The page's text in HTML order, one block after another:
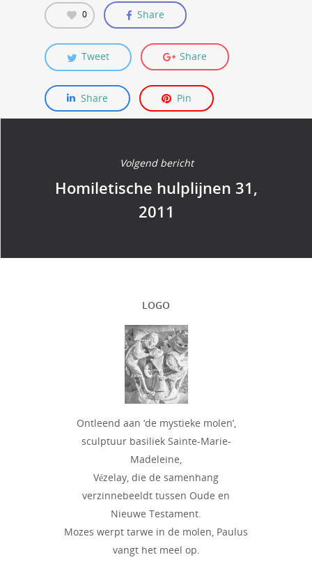
0 Share
Tweet Share
Share Pin
Volgend bericht
Homiletische hulplijnen 31,
2011
LOGO
Ontleend aan ‘de mystieke molen’,
sculptuur basiliek Sainte-Marie-
Madeleine,
Vézelay, die de samenhang
verzinnebeeldt tussen Oude en
Nieuwe Testament.
Mozes werpt tarwe in de molen, Paulus
vangt het meel op.